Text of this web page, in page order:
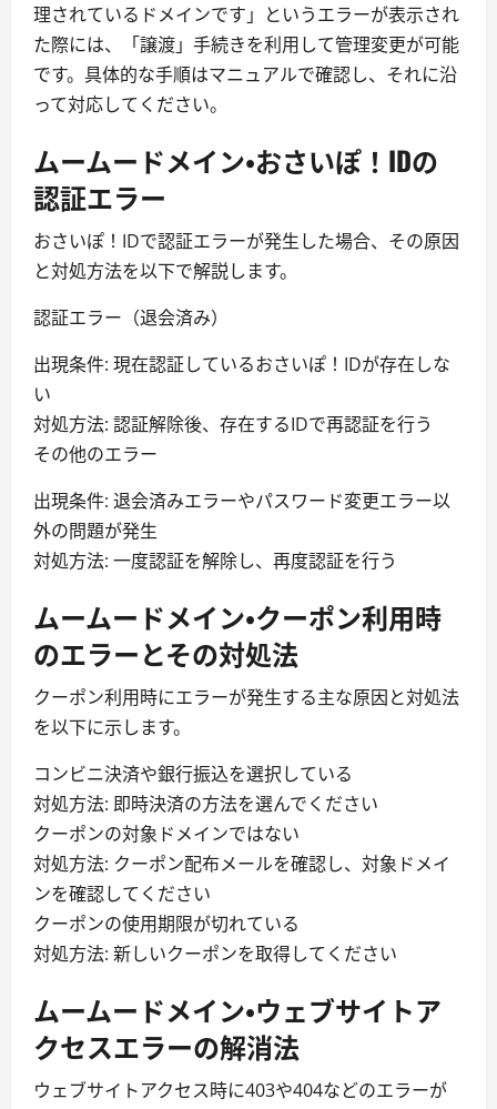
理されているドメインです」というエラーが表示され
た際には、「譲渡」手続きを利用して管理変更が可能
です。具体的な手順はマニュアルで確認し、それに沿
って対応してください。
ムームードメイン・おさいぽ！IDの
認証エラー
おさいぽ！IDで認証エラーが発生した場合、その原因
と対処方法を以下で解説します。
認証エラー（退会済み）
出現条件: 現在認証しているおさいぽ！IDが存在しな
い
対処方法: 認証解除後、存在するIDで再認証を行う
その他のエラー
出現条件: 退会済みエラーやパスワード変更エラー以
外の問題が発生
対処方法: 一度認証を解除し、再度認証を行う
ムームードメイン・クーポン利用時
のエラーとその対処法
クーポン利用時にエラーが発生する主な原因と対処法
を以下に示します。
コンビニ決済や銀行振込を選択している
対処方法: 即時決済の方法を選んでください
クーポンの対象ドメインではない
対処方法: クーポン配布メールを確認し、対象ドメイ
ンを確認してください
クーポンの使用期限が切れている
対処方法: 新しいクーポンを取得してください
ムームードメイン・ウェブサイトア
クセスエラーの解消法
ウェブサイトアクセス時に403や404などのエラーが